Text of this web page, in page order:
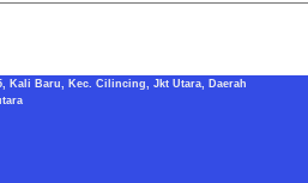
Kali Baru, Kec. Cilincing, Jkt Utara, Daerah